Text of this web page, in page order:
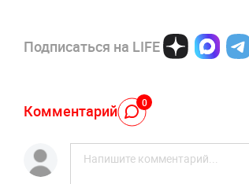
Подписаться на LIFE
Комментарий 0